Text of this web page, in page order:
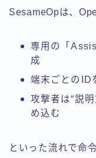
SesameOpは、
専用の「
成
端末ごとのID
攻撃者は“説
め込む
といった流れで命